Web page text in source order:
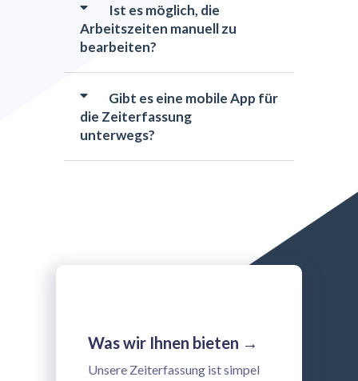
Ist es möglich, die
Arbeitszeiten manuell zu
bearbeiten?
Gibt es eine mobile App für
die Zeiterfassung
unterwegs?
Was wir Ihnen bieten →
Unsere Zeiterfassung ist simpel